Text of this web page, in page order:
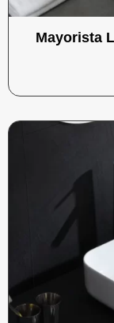
Mayorista